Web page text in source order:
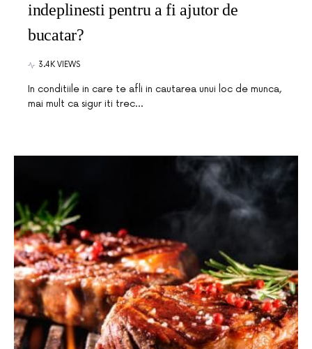
indeplinesti pentru a fi ajutor de
bucatar?
3.4K VIEWS
In conditiile in care te afli in cautarea unui loc de munca,
mai mult ca sigur iti trec…